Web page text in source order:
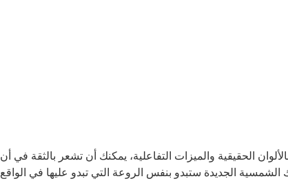
الحقيقية والميزات التفاعلية، يمكنك أن تشعر بالثقة في أن